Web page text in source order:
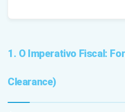
1. O Imperativo Fiscal:
Clearance)